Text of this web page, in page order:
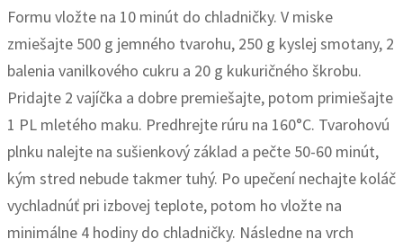
Formu vložte na 10 minút do chladničky. V miske
zmiešajte 500 g jemného tvarohu, 250 g kyslej smotany, 2
balenia vanilkového cukru a 20 g kukuričného škrobu.
Pridajte 2 vajíčka a dobre premiešajte, potom primiešajte
1 PL mletého maku. Predhrejte rúru na 160°C. Tvarohovú
plnku nalejte na sušienkový základ a pečte 50-60 minút,
kým stred nebude takmer tuhý. Po upečení nechajte koláč
vychladnúť pri izbovej teplote, potom ho vložte na
minimálne 4 hodiny do chladničky. Následne na vrch